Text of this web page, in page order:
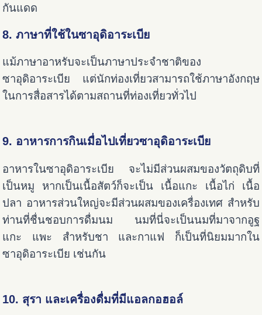
กันแดด
8. ภาษาที่ใช้ในซาอุดิอาระเบีย
แม้ภาษาอาหรับจะเป็นภาษาประจำชาติของ
ซาอุดิอาระเบีย แต่นักท่องเที่ยวสามารถใช้ภาษาอังกฤษ
ในการสื่อสารได้ตามสถานที่ท่องเที่ยวทั่วไป
9. อาหารการกินเมื่อไปเที่ยวซาอุดิอาระเบีย
อาหารในซาอุดิอาระเบีย จะไม่มีส่วนผสมของวัตถุดิบที่
เป็นหมู หากเป็นเนื้อสัตว์ก็จะเป็น เนื้อแกะ เนื้อไก่ เนื้อ
ปลา อาหารส่วนใหญ่จะมีส่วนผสมของเครื่องเทศ สำหรับ
ท่านที่ชื่นชอบการดื่มนม นมที่นี่จะเป็นนมที่มาจากอูฐ
แกะ แพะ สำหรับชา และกาแฟ ก็เป็นที่นิยมมากใน
ซาอุดิอาระเบีย เช่นกัน
10. สุรา และเครื่องดื่มที่มีแอลกอฮอล์